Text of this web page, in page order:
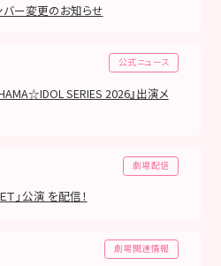
バー変更のお知らせ
公式ニュース
SERIES 2026』出演メ
劇場配信
Ｔ」公演 を配信！
劇場関連情報